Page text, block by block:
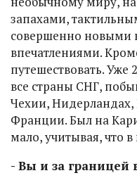
запахами,
совершенно новыми
впечатлениями.
путешествовать. Уже
все страны СНГ,
Чехии,
Франции. Был на
мало, учитывая, что
- Вы и за границей